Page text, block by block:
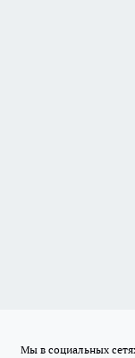
Мы в социальных